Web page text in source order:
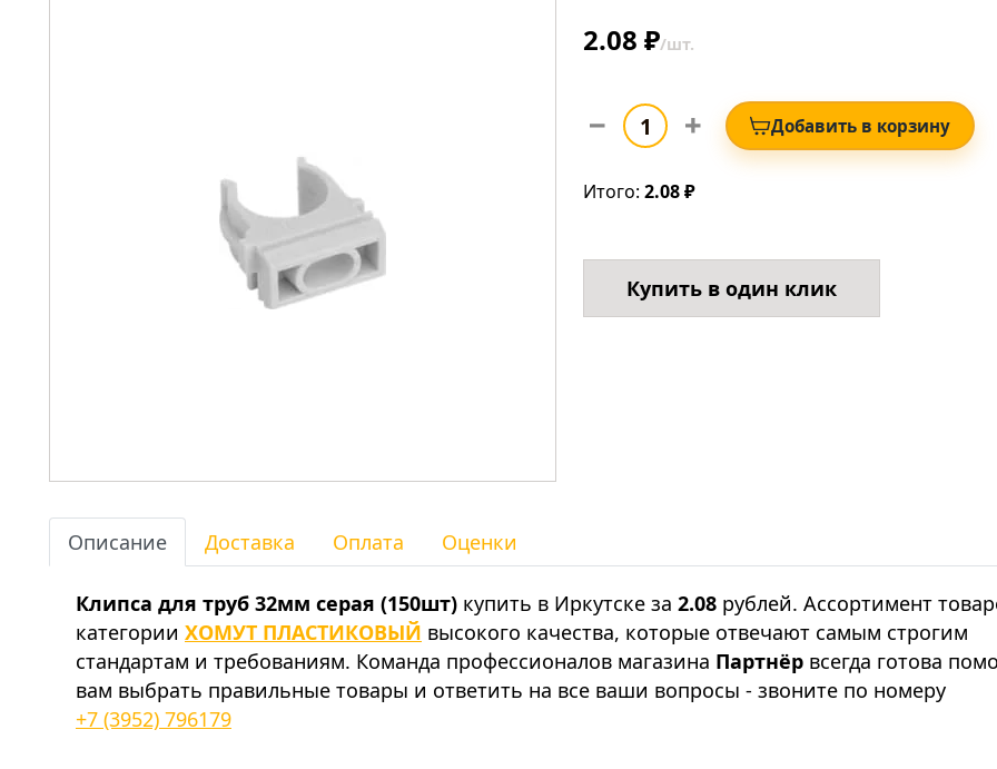
2.08 ₽/шт.
Добавить в корзину
Итого: 2.08 ₽
Купить в один клик
Описание Доставка Оплата Оценки
Клипса для труб 32мм серая (150шт) купить в Иркутске за 2.08 рублей. Ассортимент
категории ХОМУТ ПЛАСТИКОВЫЙ высокого качества, которые отвечают самым строгим
стандартам и требованиям. Команда профессионалов магазина Партнёр всегда готова
вам выбрать правильные товары и ответить на все ваши вопросы - звоните по номеру
+7 (3952) 796179